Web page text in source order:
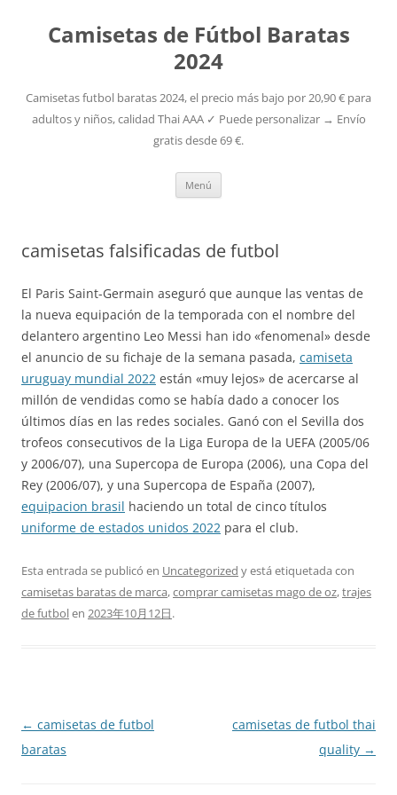
Camisetas de Fútbol Baratas
2024
Camisetas futbol baratas 2024, el precio más bajo por 20,90 € para
adultos y niños, calidad Thai AAA ✓ Puede personalizar → Envío
gratis desde 69 €.
Menú
camisetas falsificadas de futbol
El Paris Saint-Germain aseguró que aunque las ventas de
la nueva equipación de la temporada con el nombre del
delantero argentino Leo Messi han ido «fenomenal» desde
el anuncio de su fichaje de la semana pasada, camiseta
uruguay mundial 2022 están «muy lejos» de acercarse al
millón de vendidas como se había dado a conocer los
últimos días en las redes sociales. Ganó con el Sevilla dos
trofeos consecutivos de la Liga Europa de la UEFA (2005/06
y 2006/07), una Supercopa de Europa (2006), una Copa del
Rey (2006/07), y una Supercopa de España (2007),
equipacion brasil haciendo un total de cinco títulos
uniforme de estados unidos 2022 para el club.
Esta entrada se publicó en Uncategorized y está etiquetada con
camisetas baratas de marca,comprar camisetas mago de oz,trajes
de futbolen 2023年10月12日.
Navegación
de
← camisetas de futbol
baratas
camisetas de futbol thai
quality →